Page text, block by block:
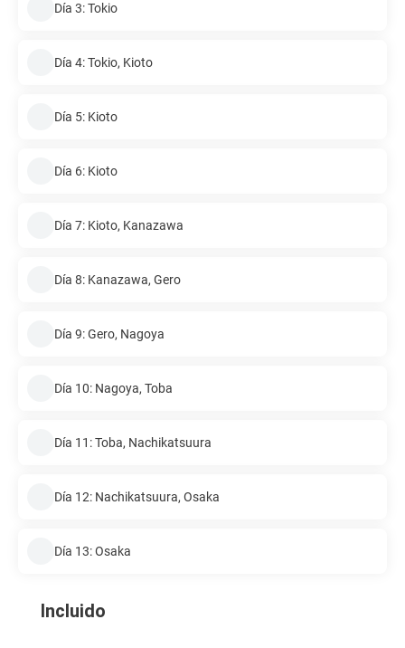
Día 3: Tokio
Día 4: Tokio, Kioto
Día 5: Kioto
Día 6: Kioto
Día 7: Kioto, Kanazawa
Día 8: Kanazawa, Gero
Día 9: Gero, Nagoya
Día 10: Nagoya, Toba
Día 11: Toba, Nachikatsuura
Día 12: Nachikatsuura, Osaka
Día 13: Osaka
Incluido